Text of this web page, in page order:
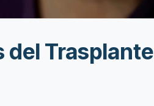
del Trasplante